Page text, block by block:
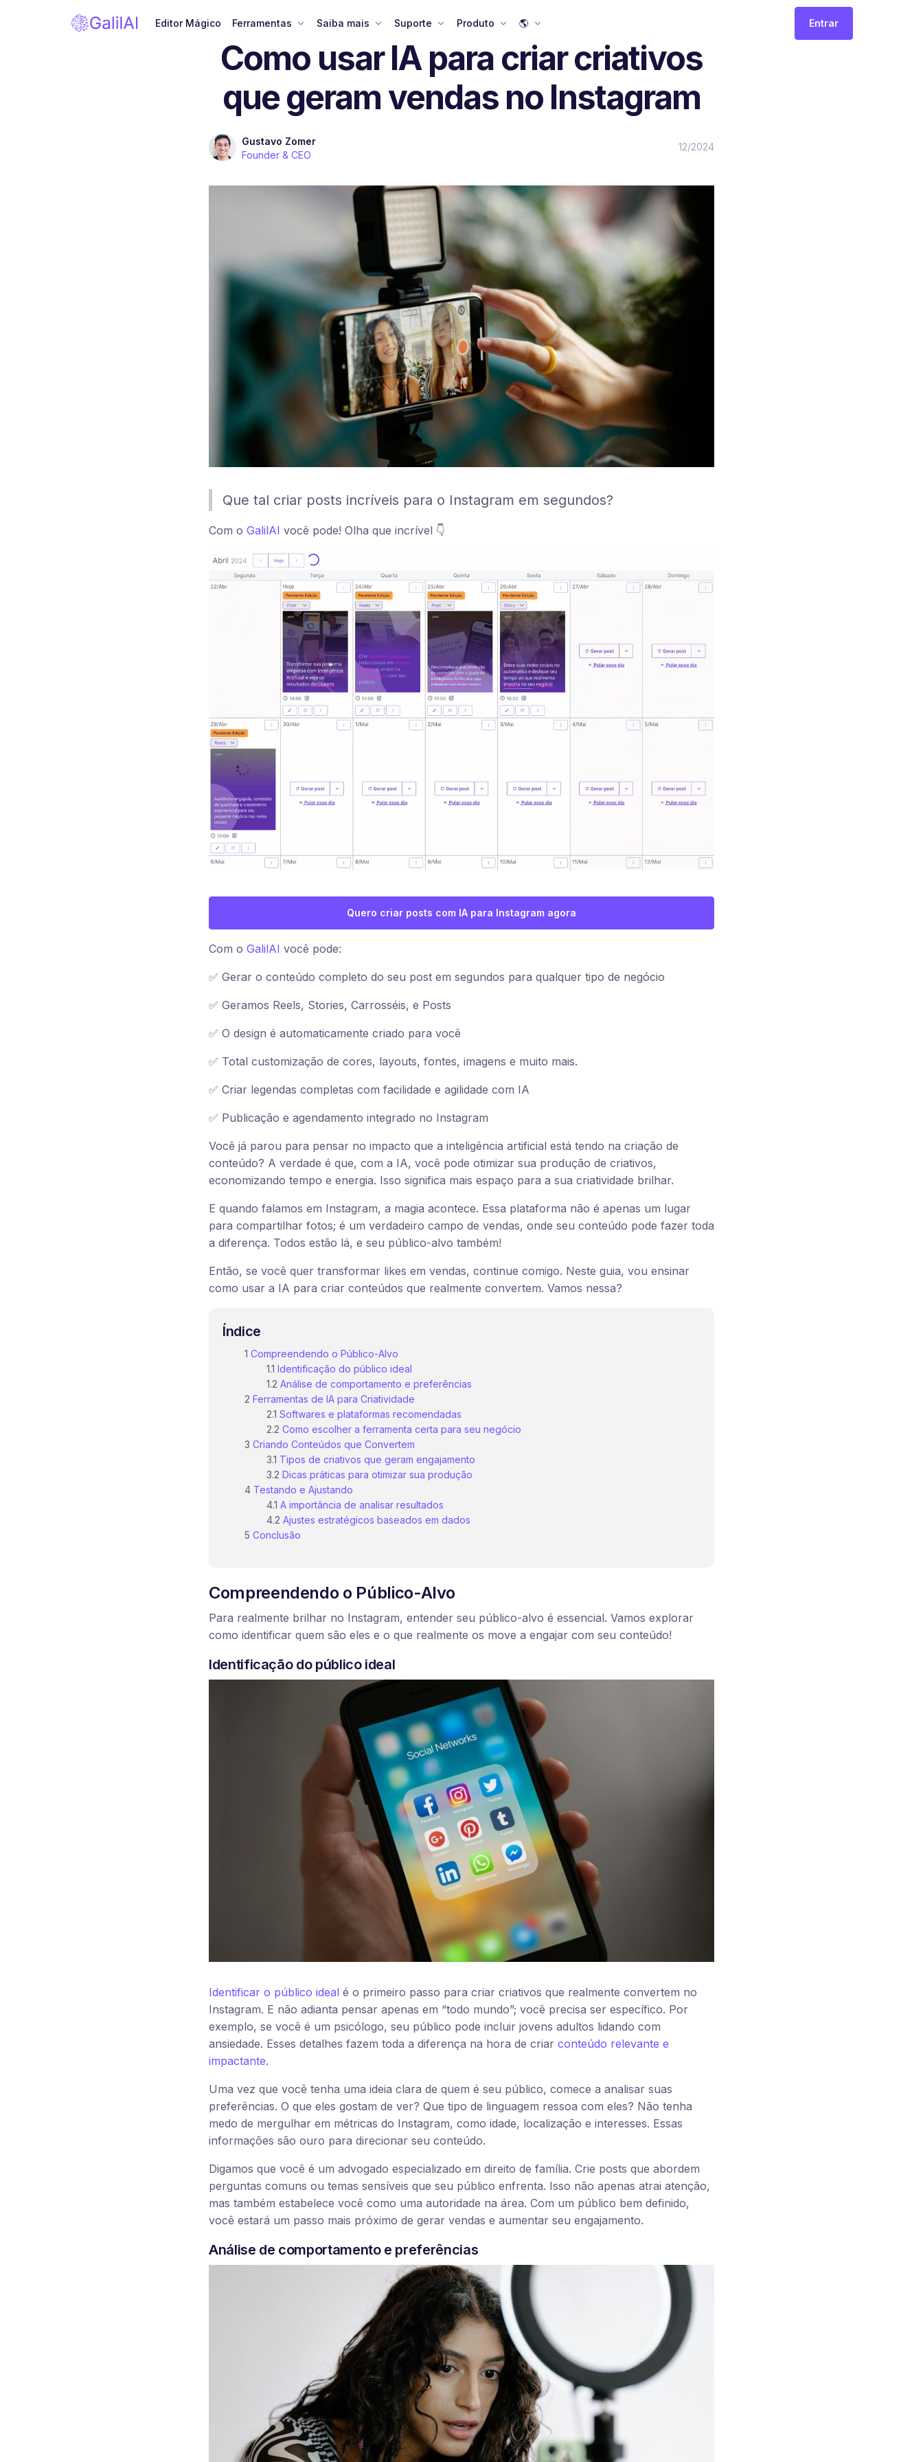
Editor Mágico Ferramentas Saiba mais Suporte Produto 🌎 Entrar
Como usar IA para criar criativos
que geram vendas no Instagram
Gustavo Zomer
Founder & CEO
12/2024
Que tal criar posts incríveis para o Instagram em segundos?
Com o GalilAI você pode! Olha que incrível 👇
Quero criar posts com IA para Instagram agora
Com o GalilAI você pode:
✅ Gerar o conteúdo completo do seu post em segundos para qualquer tipo de negócio
✅ Geramos Reels, Stories, Carrosséis, e Posts
✅ O design é automaticamente criado para você
✅ Total customização de cores, layouts, fontes, imagens e muito mais.
✅ Criar legendas completas com facilidade e agilidade com IA
✅ Publicação e agendamento integrado no Instagram
Você já parou para pensar no impacto que a inteligência artificial está tendo na criação de
conteúdo? A verdade é que, com a IA, você pode otimizar sua produção de criativos,
economizando tempo e energia. Isso significa mais espaço para a sua criatividade brilhar.
E quando falamos em Instagram, a magia acontece. Essa plataforma não é apenas um lugar
para compartilhar fotos; é um verdadeiro campo de vendas, onde seu conteúdo pode fazer toda
a diferença. Todos estão lá, e seu público-alvo também!
Então, se você quer transformar likes em vendas, continue comigo. Neste guia, vou ensinar
como usar a IA para criar conteúdos que realmente convertem. Vamos nessa?
Índice
Compreendendo o Público-Alvo
Identificação do público ideal
Análise de comportamento e preferências
Ferramentas de IA para Criatividade
Softwares e plataformas recomendadas
Como escolher a ferramenta certa para seu negócio
Criando Conteúdos que Convertem
Tipos de criativos que geram engajamento
Dicas práticas para otimizar sua produção
Testando e Ajustando
A importância de analisar resultados
Ajustes estratégicos baseados em dados
Conclusão
Compreendendo o Público-Alvo
Para realmente brilhar no Instagram, entender seu público-alvo é essencial. Vamos explorar
como identificar quem são eles e o que realmente os move a engajar com seu conteúdo!
Identificação do público ideal
Identificar o público ideal é o primeiro passo para criar criativos que realmente convertem no
Instagram. E não adianta pensar apenas em “todo mundo”; você precisa ser específico. Por
exemplo, se você é um psicólogo, seu público pode incluir jovens adultos lidando com
ansiedade. Esses detalhes fazem toda a diferença na hora de criar conteúdo relevante e
impactante.
Uma vez que você tenha uma ideia clara de quem é seu público, comece a analisar suas
preferências. O que eles gostam de ver? Que tipo de linguagem ressoa com eles? Não tenha
medo de mergulhar em métricas do Instagram, como idade, localização e interesses. Essas
informações são ouro para direcionar seu conteúdo.
Digamos que você é um advogado especializado em direito de família. Crie posts que abordem
perguntas comuns ou temas sensíveis que seu público enfrenta. Isso não apenas atrai atenção,
mas também estabelece você como uma autoridade na área. Com um público bem definido,
você estará um passo mais próximo de gerar vendas e aumentar seu engajamento.
Análise de comportamento e preferências